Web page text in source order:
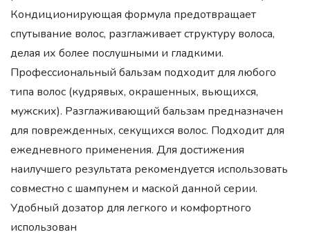
Кондиционирующая формула предотвращает
спутывание волос, разглаживает структуру волоса,
делая их более послушными и гладкими.
Профессиональный бальзам подходит для любого
типа волос (кудрявых, окрашенных, вьющихся,
мужских). Разглаживающий бальзам предназначен
для поврежденных, секущихся волос. Подходит для
ежедневного применения. Для достижения
наилучшего результата рекомендуется использовать
совместно с шампунем и маской данной серии.
Удобный дозатор для легкого и комфортного
использован